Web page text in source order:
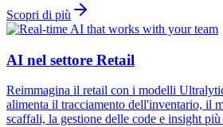
Scopri di più
AI nel settore Retail
Reimmagina il retail con i modelli
alimenta il tracciamento dell'inventario, il
scaffali, la gestione delle code e insight